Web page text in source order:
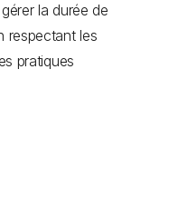
la durée de
respectant les
pratiques